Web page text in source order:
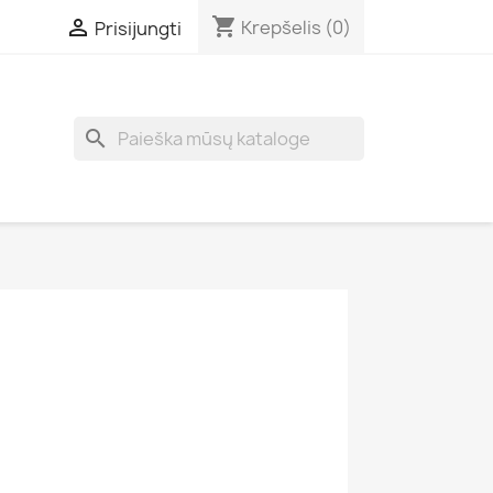
 Prisijungti shopping_cart Krepšelis (0)
search